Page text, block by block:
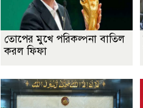
তোপের মুখে পরিকল্পনা বাতিল
করল ফিফা